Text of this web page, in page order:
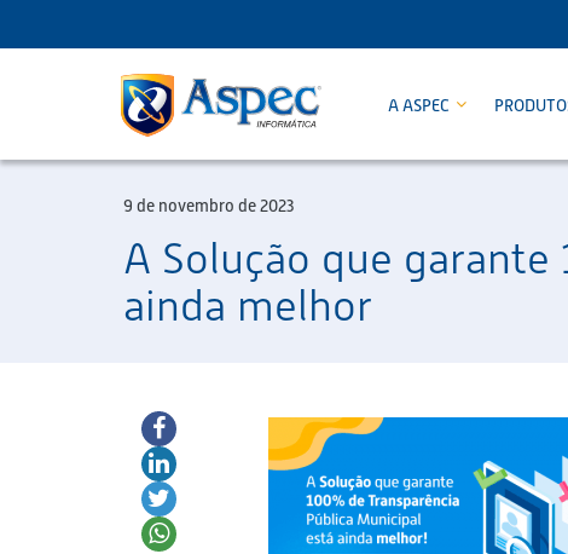
A ASPEC
9 de novembro de 2023
A Solução que garante
ainda melhor